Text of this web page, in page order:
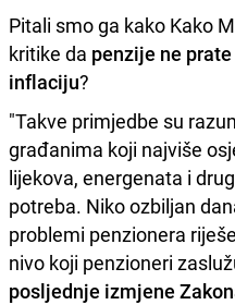
Pitali smo ga kako Kako
kritike da penzije ne
inflaciju?
"Takve primjedbe su
građanima koji najviše
lijekova, energenata i
potreba. Niko ozbiljan
problemi penzionera
nivo koji penzioneri
posljednje izmjene